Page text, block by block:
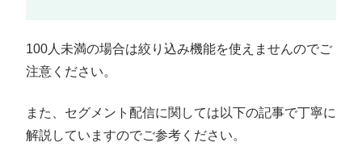
100人未満の場合は絞り込み機能を使えませんのでご
注意ください。
また、セグメント配信に関しては以下の記事で丁寧に
解説していますのでご参考ください。